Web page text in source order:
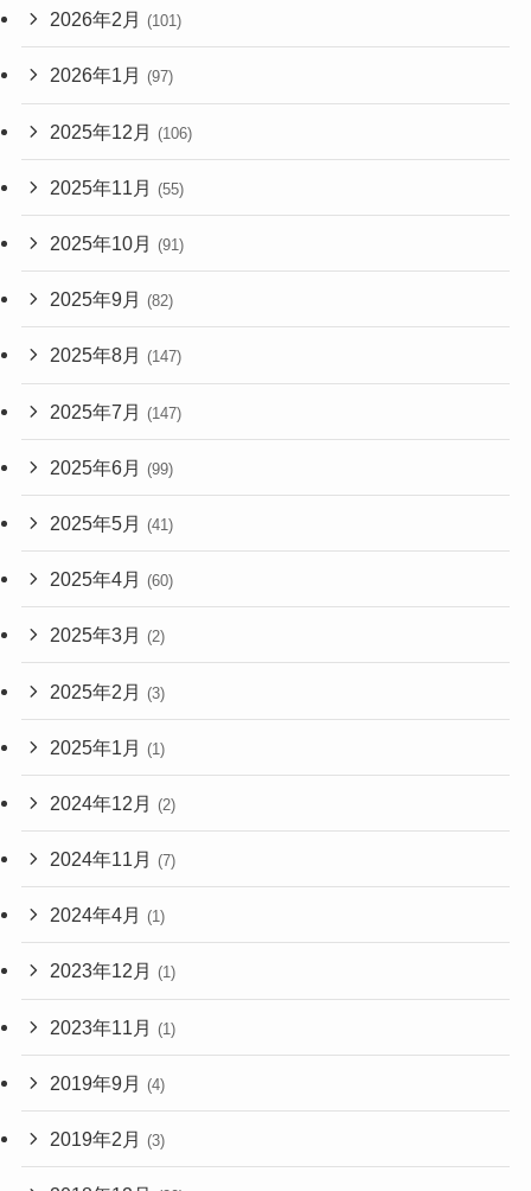
2026年2月 (101)
2026年1月 (97)
2025年12月 (106)
2025年11月 (55)
2025年10月 (91)
2025年9月 (82)
2025年8月 (147)
2025年7月 (147)
2025年6月 (99)
2025年5月 (41)
2025年4月 (60)
2025年3月 (2)
2025年2月 (3)
2025年1月 (1)
2024年12月 (2)
2024年11月 (7)
2024年4月 (1)
2023年12月 (1)
2023年11月 (1)
2019年9月 (4)
2019年2月 (3)